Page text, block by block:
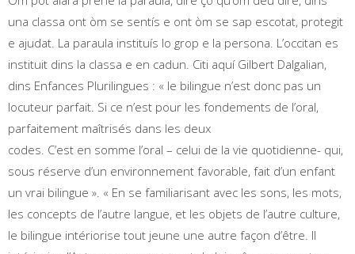
una classa ont òm se sentís e ont òm se sap escotat, protegit
e ajudat. La paraula instituís lo grop e la persona. L’occitan es
instituit dins la classa e en cadun. Citi aquí Gilbert Dalgalian,
dins Enfances Plurilingues : « le bilingue n’est donc pas un
locuteur parfait. Si ce n’est pour les fondements de l’oral,
parfaitement maîtrisés dans les deux
codes. C’est en somme l’oral – celui de la vie quotidienne- qui,
sous réserve d’un environnement favorable, fait d’un enfant
un vrai bilingue ». « En se familiarisant avec les sons, les mots,
les concepts de l’autre langue, et les objets de l’autre culture,
le bilingue intériorise tout jeune une autre façon d’être. Il